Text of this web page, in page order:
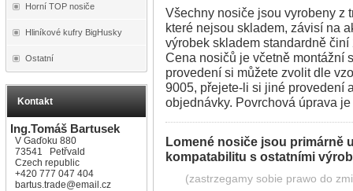
Horní TOP nosiče
Hliníkové kufry BigHusky
Ostatní
Kontakt
Ing.Tomáš Bartusek
V Gaďoku 880
73541 Petřvald
Czech republic
+420 777 047 404
bartus.trade@email.cz
Všechny nosiče jsou vyrobeny z
které nejsou skladem, závisí na
výrobek skladem standardně
Cena nosičů je včetně montážní
provedení si můžete zvolit dle
9005, přejete-li si jiné provedení
objednávky. Povrchová úprava
Lomené nosiče jsou primárně
kompatabilitu s ostatními
(zastrzegamy sobie prawo do